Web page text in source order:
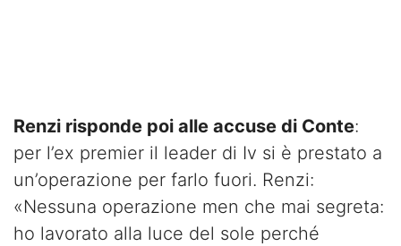
Renzi risponde poi alle accuse di Conte:
per l’ex premier il leader di Iv si è prestato a
un’operazione per farlo fuori. Renzi:
«Nessuna operazione men che mai segreta:
ho lavorato alla luce del sole perché